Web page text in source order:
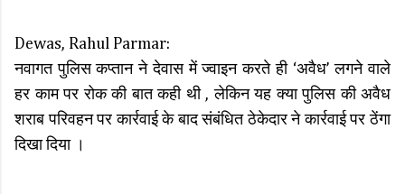
Dewas, Rahul Parmar:
नवागत पुलिस कप्तान ने देवास में ज्वाइन करते ही ‘अवैध’ लगने वाले
हर काम पर रोक की बात कही थी , लेकिन यह क्या पुलिस की अवैध
शराब परिवहन पर कार्रवाई के बाद संबंधित ठेकेदार ने कार्रवाई पर ठेंगा
दिखा दिया ।